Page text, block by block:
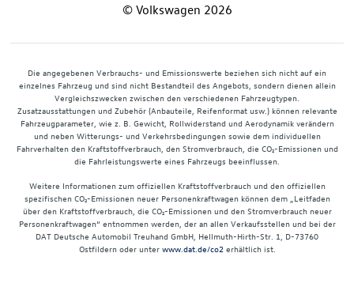
© Volkswagen 2026
Die angegebenen Verbrauchs- und Emissionswerte beziehen sich nicht auf ein
einzelnes Fahrzeug und sind nicht Bestandteil des Angebots, sondern dienen allein
Vergleichszwecken zwischen den verschiedenen Fahrzeugtypen.
Zusatzausstattungen und Zubehör (Anbauteile, Reifenformat usw.) können relevante
Fahrzeugparameter, wie z. B. Gewicht, Rollwiderstand und Aerodynamik verändern
und neben Witterungs- und Verkehrsbedingungen sowie dem individuellen
Fahrverhalten den Kraftstoffverbrauch, den Stromverbrauch, die CO₂-Emissionen und
die Fahrleistungswerte eines Fahrzeugs beeinflussen.
Weitere Informationen zum offiziellen Kraftstoffverbrauch und den offiziellen
spezifischen CO₂-Emissionen neuer Personenkraftwagen können dem „Leitfaden
über den Kraftstoffverbrauch, die CO₂-Emissionen und den Stromverbrauch neuer
Personenkraftwagen“ entnommen werden, der an allen Verkaufsstellen und bei der
DAT Deutsche Automobil Treuhand GmbH, Hellmuth-Hirth-Str. 1, D-73760
Ostfildern oder unter www.dat.de/co2 erhältlich ist.